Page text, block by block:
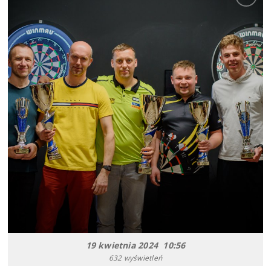
19 kwietnia 2024 10:56
632 wyświetleń